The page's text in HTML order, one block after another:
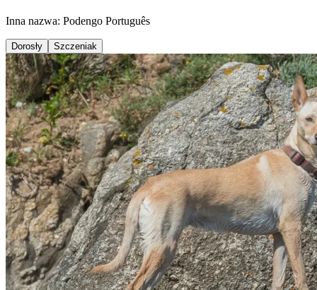
Inna nazwa: Podengo Português
Dorosły Szczeniak